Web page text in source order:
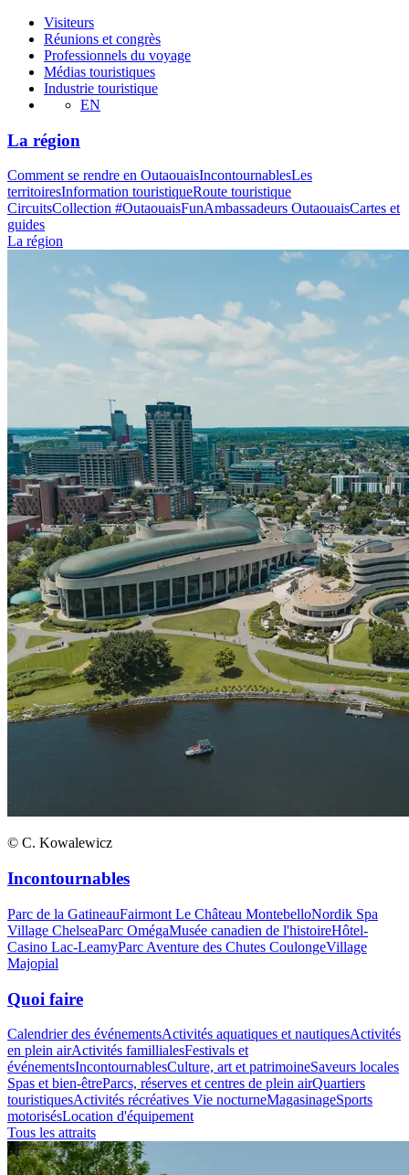
Visiteurs
Réunions et congrès
Professionnels du voyage
Médias touristiques
Industrie touristique
EN
La région
Comment se rendre en OutaouaisIncontournablesLes
territoiresInformation touristiqueRoute touristique
CircuitsCollection #OutaouaisFunAmbassadeurs OutaouaisCartes et
guides
La région
© C. Kowalewicz
Incontournables
Parc de la GatineauFairmont Le Château MontebelloNordik Spa
Village ChelseaParc OmégaMusée canadien de l'histoireHôtel-
Casino Lac-LeamyParc Aventure des Chutes CoulongeVillage
Majopial
Quoi faire
Calendrier des événementsActivités aquatiques et nautiquesActivités
en plein airActivités famillialesFestivals et
événementsIncontournablesCulture, art et patrimoineSaveurs locales
Spas et bien-êtreParcs, réserves et centres de plein airQuartiers
touristiquesActivités récréatives Vie nocturneMagasinageSports
motorisésLocation d'équipement
Tous les attraits